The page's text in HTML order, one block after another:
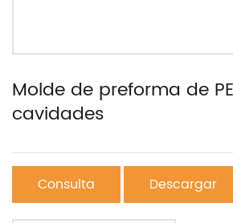
Molde de preforma de
cavidades
Consulta Descargar